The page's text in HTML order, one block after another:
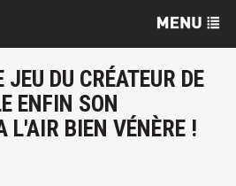
DU CRÉATEUR DE
ENFIN SON
L'AIR BIEN VÉNÈRE !